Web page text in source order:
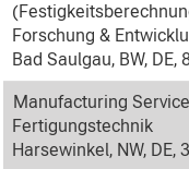
Forschung &
Bad Saulgau, BW, DE,
Manufacturing
Fertigungstechnik
Harsewinkel, NW, DE,